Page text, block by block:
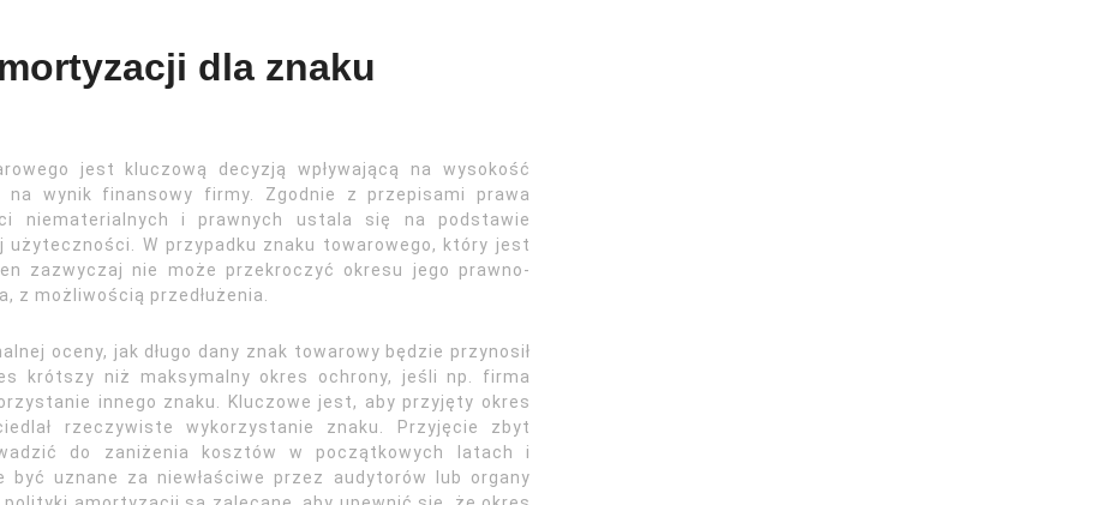
dla znaku
jest kluczową decyzją wpływającą na wysokość
wynik finansowy firmy. Zgodnie z przepisami prawa
niematerialnych i prawnych ustala się na podstawie
użyteczności. W przypadku znaku towarowego, który jest
zazwyczaj nie może przekroczyć okresu jego prawno-
z możliwością przedłużenia.
oceny, jak długo dany znak towarowy będzie przynosił
krótszy niż maksymalny okres ochrony, jeśli np. firma
innego znaku. Kluczowe jest, aby przyjęty okres
rzeczywiste wykorzystanie znaku. Przyjęcie zbyt
do zaniżenia kosztów w początkowych latach i
być uznane za niewłaściwe przez audytorów lub organy